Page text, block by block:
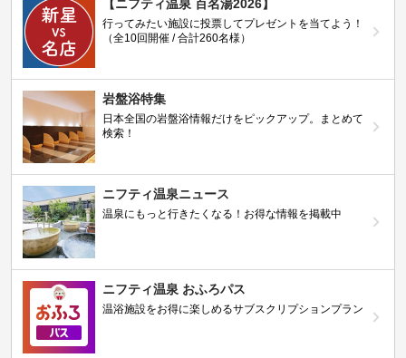
【ニフティ温泉 百名湯2026】
行ってみたい施設に投票してプレゼントを当てよう！
（全10回開催 / 合計260名様）
岩盤浴特集
日本全国の岩盤浴情報だけをピックアップ。まとめて
検索！
ニフティ温泉ニュース
温泉にもっと行きたくなる！お得な情報を掲載中
ニフティ温泉 おふろパス
温浴施設をお得に楽しめるサブスクリプションプラン